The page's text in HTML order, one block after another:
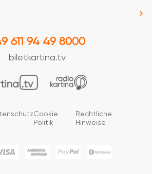
611 94 49 8000
biletkartina.tv
Cookie
Politik
Rechtliche
Hinweise